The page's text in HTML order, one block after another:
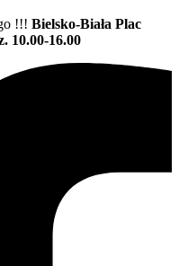
!!! Bielsko-Biała Plac
10.00-16.00